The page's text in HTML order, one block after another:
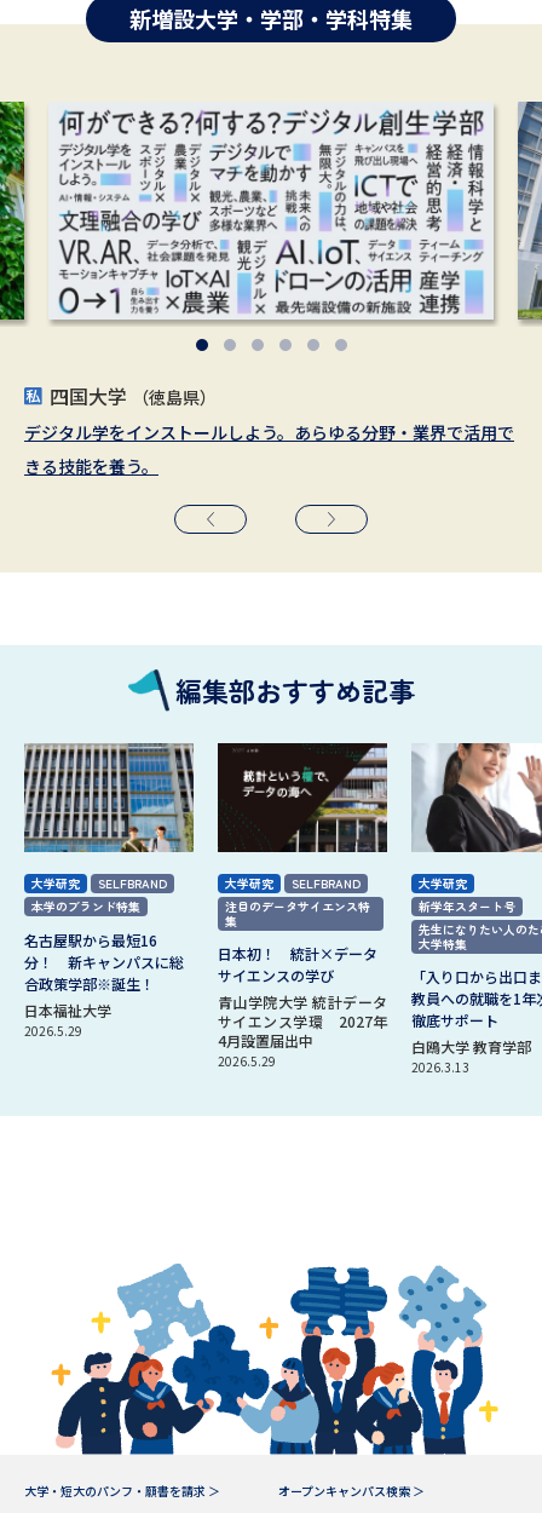
新増設大学・学部・学科特集
四国大学
（徳島県）
デジタル学をインストールしよう。あらゆる分野・業界で活用で
きる技能を養う。
医療創生大学 文学部（仮称）※
あなたの「好き」が未来になる。 2027年4月医療創生大学文学部
（仮称）※ 誕生
文京学院大学（東京都）
ヒューマン・データサイエンス学科 2026年4月開設
新潟医療福祉大学
健康データサイエンス学科 2026年4月 開設
武蔵大学
（東京都）
2027年4月 国際教養学部と社会学部に新専攻 開設
立教大学
（東京都／埼玉県）
文理の知がつながる自由の学府で、未来を拓く環境リーダーへ
編集部おすすめ記事
大学研究
SELFBRAND
本学のブランド特集
名古屋駅から最短16
分！ 新キャンパスに総
合政策学部※誕生！
日本福祉大学
2026.5.29
大学研究
SELFBRAND
注目のデータサイエンス特
集
日本初！ 統計×データ
サイエンスの学び
青山学院大学 統計データ
サイエンス学環 2027年
4月設置届出中
2026.5.29
大学研究
新学年スタート号
先生になりたい人の
大学特集
「入り口から出口
教員への就職を1年
徹底サポート
白鴎大学 教育学部
2026.3.13
大学・短大のパンフ・願書を請求 ＞
オープンキャンパス検索 ＞